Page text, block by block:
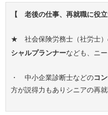
【 老後の仕事、再就職に役
★ 社会保険労務士（社労士）
シャルプランナーなども、ニ
・ 中小企業診断士などのコ
方が説得力もありシニアの再就